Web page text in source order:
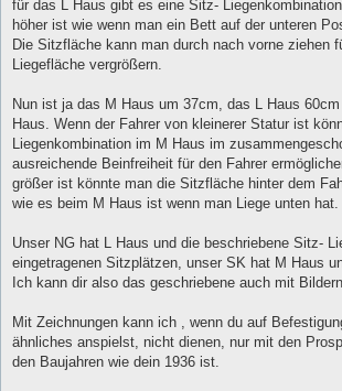
für das L Haus gibt es eine Sitz-
höher ist wie wenn man ein Bett auf der unteren
Die Sitzfläche kann man durch nach vorne ziehen
Liegefläche vergrößern.
Nun ist ja das M Haus um 37cm, das L Haus
Haus. Wenn der Fahrer von kleinerer Statur ist
Liegenkombination im M Haus im
ausreichende Beinfreiheit für den Fahrer
größer ist könnte man die Sitzfläche hinter dem
wie es beim M Haus ist wenn man Liege unten hat.
Unser NG hat L Haus und die beschriebene Sitz-
eingetragenen Sitzplätzen, unser SK hat M Haus
Ich kann dir also das geschriebene auch mit
Mit Zeichnungen kann ich , wenn du auf
ähnliches anspielst, nicht dienen, nur mit den
den Baujahren wie dein 1936 ist.